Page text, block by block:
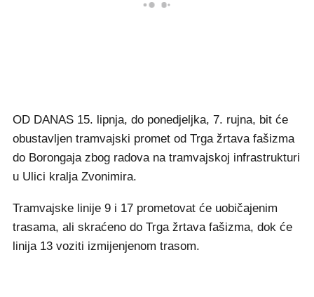
OD DANAS 15. lipnja, do ponedjeljka, 7. rujna, bit će
obustavljen tramvajski promet od Trga žrtava fašizma
do Borongaja zbog radova na tramvajskoj infrastrukturi
u Ulici kralja Zvonimira.
Tramvajske linije 9 i 17 prometovat će uobičajenim
trasama, ali skraćeno do Trga žrtava fašizma, dok će
linija 13 voziti izmijenjenom trasom.